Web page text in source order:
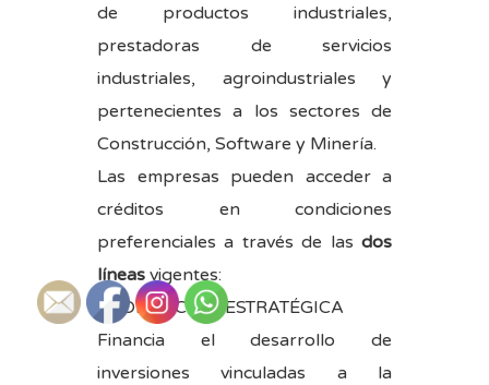
de productos industriales,
prestadoras de servicios
industriales, agroindustriales y
pertenecientes a los sectores de
Construcción, Software y Minería.
Las empresas pueden acceder a
créditos en condiciones
preferenciales a través de las dos
líneas vigentes:
PRODUCCIÓN ESTRATÉGICA
Financia el desarrollo de
inversiones vinculadas a la